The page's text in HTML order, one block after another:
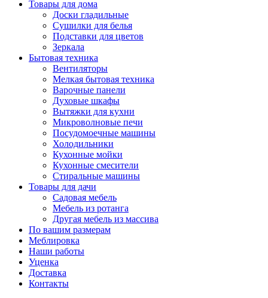
Товары для дома
Доски гладильные
Сушилки для белья
Подставки для цветов
Зеркала
Бытовая техника
Вентиляторы
Мелкая бытовая техника
Варочные панели
Духовые шкафы
Вытяжки для кухни
Микроволновые печи
Посудомоечные машины
Холодильники
Кухонные мойки
Кухонные смесители
Стиральные машины
Товары для дачи
Садовая мебель
Мебель из ротанга
Другая мебель из массива
По вашим размерам
Меблировка
Наши работы
Уценка
Доставка
Контакты